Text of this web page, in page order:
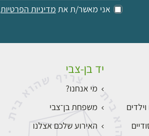
אני מאשר/ת את מדיניות הפרטיות
יד בן-צבי
מי אנחנו?
משפחת בן־צבי
האירוע שלכם אצלנו